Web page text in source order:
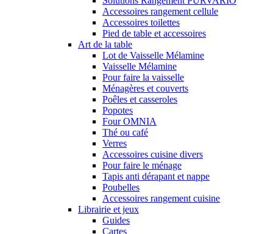
Accessoires rangement cellule
Accessoires toilettes
Pied de table et accessoires
Art de la table
Lot de Vaisselle Mélamine
Vaisselle Mélamine
Pour faire la vaisselle
Ménagères et couverts
Poêles et casseroles
Popotes
Four OMNIA
Thé ou café
Verres
Accessoires cuisine divers
Pour faire le ménage
Tapis anti dérapant et nappe
Poubelles
Accessoires rangement cuisine
Librairie et jeux
Guides
Cartes